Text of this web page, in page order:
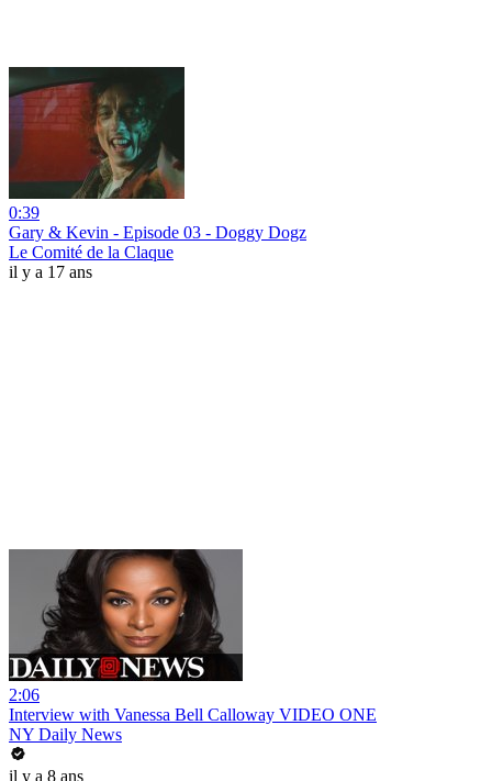
0:39
Gary & Kevin - Episode 03 - Doggy Dogz
Le Comité de la Claque
il y a 17 ans
2:06
Interview with Vanessa Bell Calloway VIDEO ONE
NY Daily News
il y a 8 ans